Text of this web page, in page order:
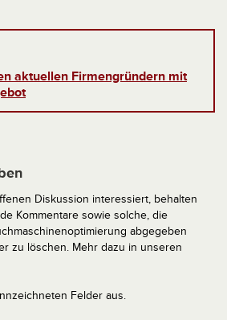
aktuellen Firmengründern mit
Diskussion interessiert, behalten
Kommentare sowie solche, die
abgegeben
zu löschen. Mehr dazu in unseren
Felder aus.